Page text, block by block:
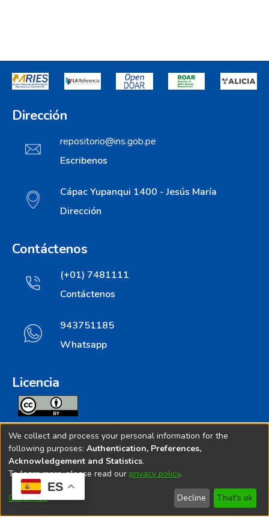
ES
Dirección
repositorio@ins.gob.pe
Escribenos
Cápac Yupanqui 1400 - Jesús María
Dirección
Contáctenos
(+01) 7481111
Contáctenos
943751185
Whatsapp
Licencia
Todos los contenidos de repositorio.ins.gob.pe estan
licenciados bajo
Creative Commoms License
© 2025. Instituto Nacional de Salud - Implementado por
We collect and process your personal information for the
following purposes: Authentication, Preferences,
Acknowledgement and Statistics.
To learn more, please read our privacy policy.
Customize Decline That's ok